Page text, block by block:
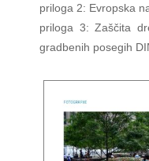
priloga 2: Evropska
priloga 3: Zaščita
gradbenih posegih